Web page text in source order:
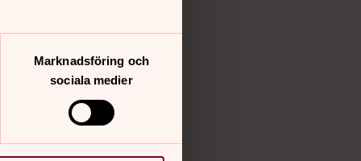
Marknadsföring och
sociala medier